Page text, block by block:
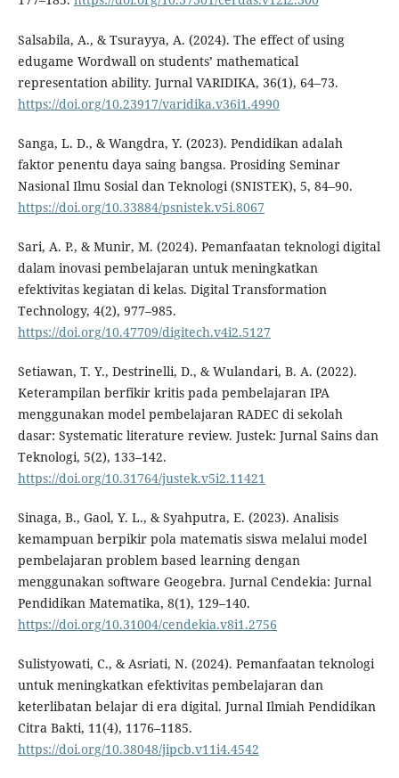
Salsabila, A., & Tsurayya, A. (2024). The effect of using
edugame Wordwall on students’ mathematical
representation ability. Jurnal VARIDIKA, 36(1), 64–73.
https://doi.org/10.23917/varidika.v36i1.4990
Sanga, L. D., & Wangdra, Y. (2023). Pendidikan adalah
faktor penentu daya saing bangsa. Prosiding Seminar
Nasional Ilmu Sosial dan Teknologi (SNISTEK), 5, 84–90.
https://doi.org/10.33884/psnistek.v5i.8067
Sari, A. P., & Munir, M. (2024). Pemanfaatan teknologi digital
dalam inovasi pembelajaran untuk meningkatkan
efektivitas kegiatan di kelas. Digital Transformation
Technology, 4(2), 977–985.
https://doi.org/10.47709/digitech.v4i2.5127
Setiawan, T. Y., Destrinelli, D., & Wulandari, B. A. (2022).
Keterampilan berfikir kritis pada pembelajaran IPA
menggunakan model pembelajaran RADEC di sekolah
dasar: Systematic literature review. Justek: Jurnal Sains dan
Teknologi, 5(2), 133–142.
https://doi.org/10.31764/justek.v5i2.11421
Sinaga, B., Gaol, Y. L., & Syahputra, E. (2023). Analisis
kemampuan berpikir pola matematis siswa melalui model
pembelajaran problem based learning dengan
menggunakan software Geogebra. Jurnal Cendekia: Jurnal
Pendidikan Matematika, 8(1), 129–140.
https://doi.org/10.31004/cendekia.v8i1.2756
Sulistyowati, C., & Asriati, N. (2024). Pemanfaatan teknologi
untuk meningkatkan efektivitas pembelajaran dan
keterlibatan belajar di era digital. Jurnal Ilmiah Pendidikan
Citra Bakti, 11(4), 1176–1185.
https://doi.org/10.38048/jipcb.v11i4.4542